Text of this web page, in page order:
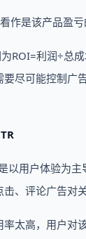
作是该产品盈
ROI=利润÷总
尽可能控制广
以用户体验为
、评论广告对
太高，用户对